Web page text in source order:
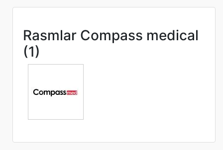
Rasmlar Compass medical
(1)